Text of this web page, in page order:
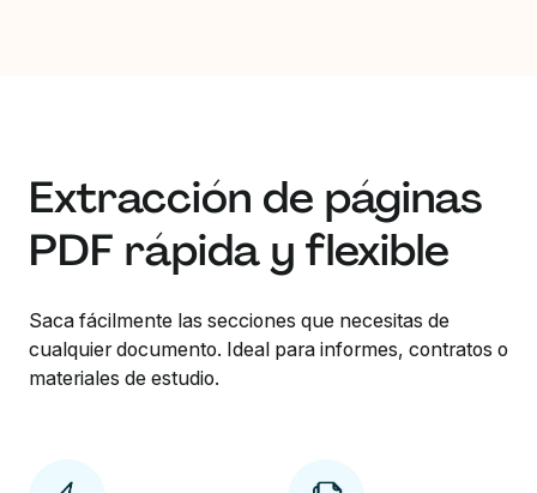
Extracción de páginas
PDF rápida y flexible
Saca fácilmente las secciones que necesitas de
cualquier documento. Ideal para informes, contratos o
materiales de estudio.